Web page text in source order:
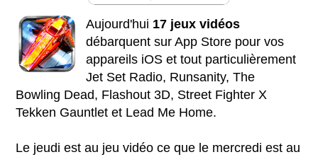
Aujourd'hui 17 jeux vidéos
débarquent sur App Store pour vos
appareils iOS et tout particulièrement
Jet Set Radio, Runsanity, The
Bowling Dead, Flashout 3D, Street Fighter X
Tekken Gauntlet et Lead Me Home.
Le jeudi est au jeu vidéo ce que le mercredi est au